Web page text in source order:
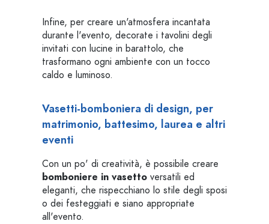
Infine, per creare un'atmosfera incantata
durante l'evento, decorate i tavolini degli
invitati con lucine in barattolo, che
trasformano ogni ambiente con un tocco
caldo e luminoso.
Vasetti-bomboniera di design, per
matrimonio, battesimo, laurea e altri
eventi
Con un po' di creatività, è possibile creare
bomboniere in vasetto versatili ed
eleganti, che rispecchiano lo stile degli sposi
o dei festeggiati e siano appropriate
all'evento.